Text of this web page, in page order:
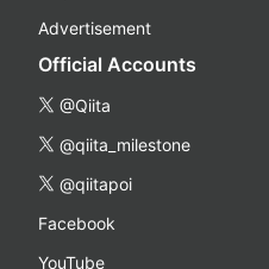
Advertisement
Official Accounts
@Qiita
@qiita_milestone
@qiitapoi
Facebook
YouTube